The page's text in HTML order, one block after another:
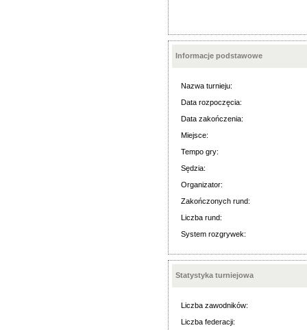
Informacje podstawowe
Nazwa turnieju:
Data rozpoczęcia:
Data zakończenia:
Miejsce:
Tempo gry:
Sędzia:
Organizator:
Zakończonych rund:
Liczba rund:
System rozgrywek:
Statystyka turniejowa
Liczba zawodników:
Liczba federacji: